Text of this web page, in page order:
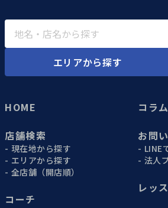
エリアから探す
HOME
店舗検索
現在地から探す
エリアから探す
全店舗（開店順）
コーチ
コラム
お問
LINE
法人
レッ